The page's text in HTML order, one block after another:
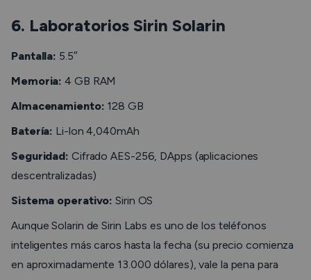
6. Laboratorios Sirin Solarin
Pantalla: 5.5″
Memoria: 4 GB RAM
Almacenamiento: 128 GB
Batería: Li-lon 4,040mAh
Seguridad: Cifrado AES-256, DApps (aplicaciones
descentralizadas)
Sistema operativo:Sirin OS
Aunque Solarin de Sirin Labs es uno de los teléfonos
inteligentes más caros hasta la fecha (su precio comienza
en aproximadamente 13.000 dólares), vale la pena para